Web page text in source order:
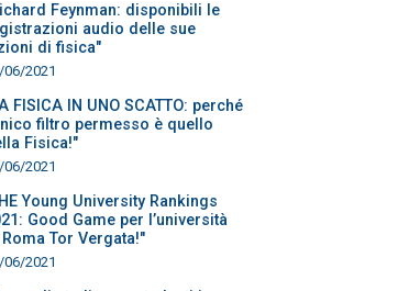
Feynman: disponibili le
audio delle sue
di fisica"
06/2021
FISICA IN UNO SCATTO: perché
filtro permesso è quello
Fisica!"
06/2021
Young University Rankings
Good Game per l’università
Tor Vergata!"
06/2021